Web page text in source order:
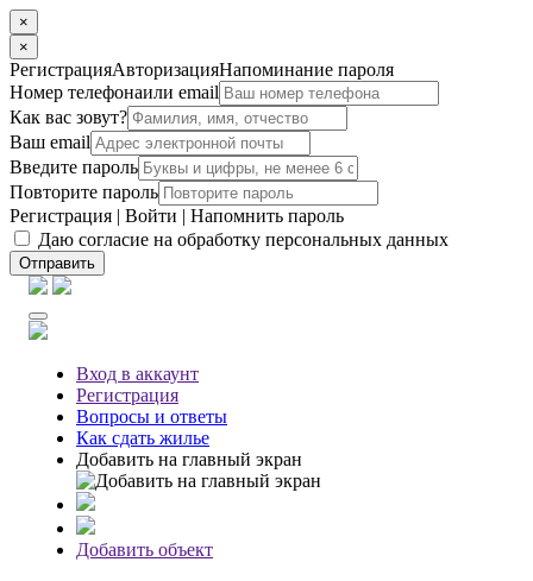
×
×
РегистрацияАвторизацияНапоминание пароля
Номер телефонаили email
Как вас зовут?
Ваш email
Введите пароль
Повторите пароль
Регистрация | Войти | Напомнить пароль
Даю согласие на обработку персональных данных
Отправить
Вход в аккаунт
Регистрация
Вопросы и ответы
Как сдать жилье
Добавить на главный экран
Добавить объект